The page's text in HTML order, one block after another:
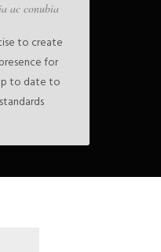
ac conubia
to create
for
to date to